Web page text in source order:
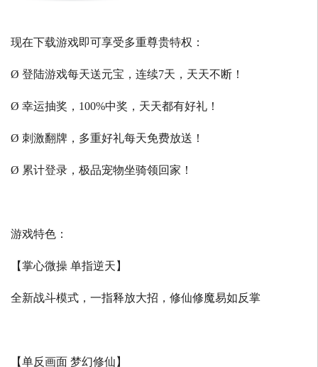
现在下载游戏即可享受多重尊贵特权：
Ø 登陆游戏每天送元宝，连续7天，天天不断！
Ø 幸运抽奖，100%中奖，天天都有好礼！
Ø 刺激翻牌，多重好礼每天免费放送！
Ø 累计登录，极品宠物坐骑领回家！
游戏特色：
【掌心微操 单指逆天】
全新战斗模式，一指释放大招，修仙修魔易如反掌
【单反画面 梦幻修仙】